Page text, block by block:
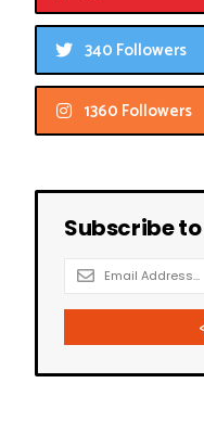
340 Followers
1360 Followers